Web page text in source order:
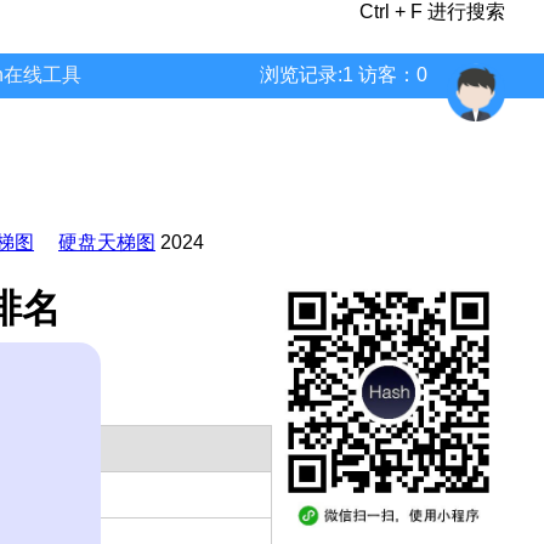
Ctrl + F 进行搜索
线工具 浏览记录:1 访客：0
图 硬盘天梯图 2024
名